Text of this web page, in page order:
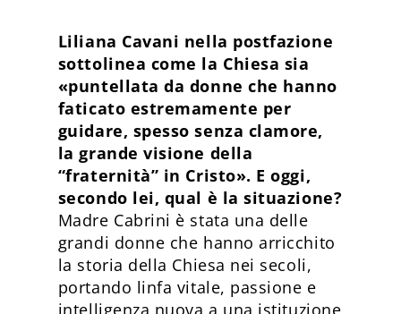
Liliana Cavani nella postfazione
sottolinea come la Chiesa sia
«puntellata da donne che hanno
faticato estremamente per
guidare, spesso senza clamore,
la grande visione della
“fraternità” in Cristo». E oggi,
secondo lei, qual è la situazione?
Madre Cabrini è stata una delle
grandi donne che hanno arricchito
la storia della Chiesa nei secoli,
portando linfa vitale, passione e
intelligenza nuova a una istituzione